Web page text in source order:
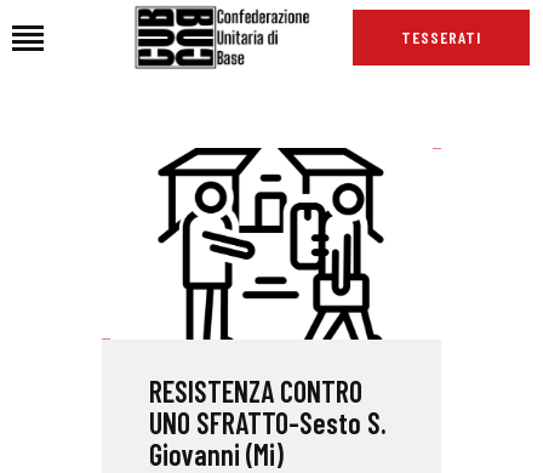
TESSERATI
CHI SIAMO
PODCAST CUB
INTERNAZIONALE
RASSEGNA STAMPA
RESISTENZA CONTRO
UNO SFRATTO-Sesto S.
Giovanni (Mi)